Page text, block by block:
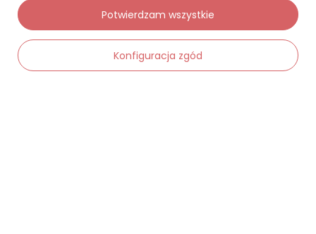
Moje zamówienia
Status zamówienia
Konfiguracja zgód
Potwierdzam wszystkie